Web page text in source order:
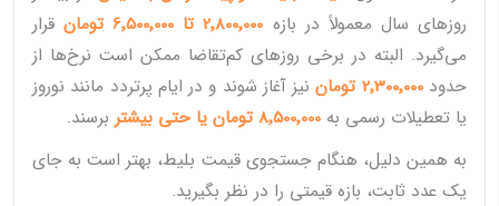
روزهای سال معمولاً در بازه 2٬800٬000 تا 6٬500٬000 تومان
قرار
می‌گیرد. البته در برخی روزهای کم‌تقاضا ممکن است نرخ‌ها از
حدود2٬300٬000 تومان
نیز آغاز شوند و در ایام پرتردد مانند نوروز
یا تعطیلات رسمی به 8٬500٬000 تومان یا حتی بیشتر
برسند.
به همین دلیل، هنگام جستجوی قیمت بلیط، بهتر است به جای
یک عدد ثابت، بازه قیمتی را در نظر بگیرید.